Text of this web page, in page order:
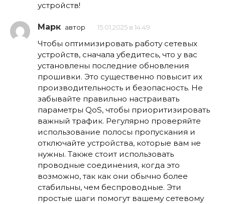
устройств!
Марк автор 15.01.2025 в 14:49
Чтобы оптимизировать работу сетевых
устройств, сначала убедитесь, что у вас
установлены последние обновления
прошивки. Это существенно повысит их
производительность и безопасность. Не
забывайте правильно настраивать
параметры QoS, чтобы приоритизировать
важный трафик. Регулярно проверяйте
использование полосы пропускания и
отключайте устройства, которые вам не
нужны. Также стоит использовать
проводные соединения, когда это
возможно, так как они обычно более
стабильны, чем беспроводные. Эти
простые шаги помогут вашему сетевому